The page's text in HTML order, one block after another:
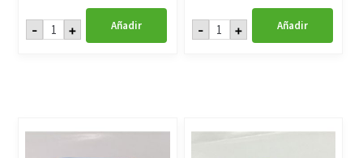
- Hermético
Ovalado
+ Añadir - Caja
Redonda
+ Añadir